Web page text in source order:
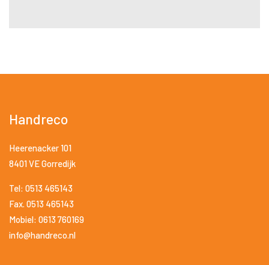
Handreco
Heerenacker 101
8401 VE Gorredijk
Tel: 0513 465143
Fax. 0513 465143
Mobiel: 0613 760169
info@handreco.nl